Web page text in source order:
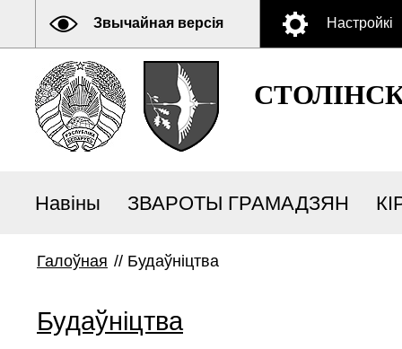
Звычайная версія Настройкі
Навіны ЗВАРОТЫ ГРАМАДЗЯН
Галоўная // Будаўніцтва
Будаўніцтва